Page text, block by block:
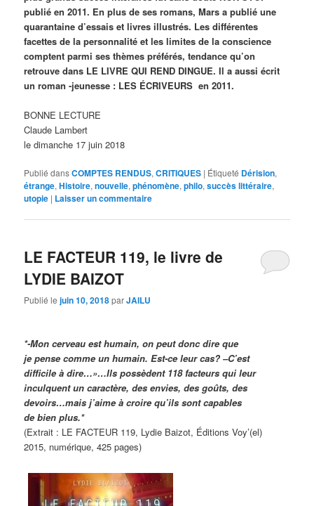
publié en 2011. En plus de ses romans, Mars a publié une
quarantaine d’essais et livres illustrés. Les différentes
facettes de la personnalité et les limites de la conscience
comptent parmi ses thèmes préférés, tendance qu’on
retrouve dans LE LIVRE QUI REND DINGUE. Il a aussi écrit
un roman -jeunesse : LES ÉCRIVEURS en 2011.
BONNE LECTURE
Claude Lambert
le dimanche 17 juin 2018
Publié dansCOMPTES RENDUS,CRITIQUES | Étiqueté Dérision,
étrange,Histoire,nouvelle,phénomène,philo,succès littéraire,
utopie | Laisser un commentaire
LE FACTEUR 119, le livre de
LYDIE BAIZOT
Publié lejuin 10, 2018parJAILU
*-Mon cerveau est humain, on peut donc dire que
je pense comme un humain. Est-ce leur cas? –C’est
difficile à dire…»…Ils possèdent 118 facteurs qui leur
inculquent un caractère, des envies, des goûts, des
devoirs…mais j’aime à croire qu’ils sont capables
de bien plus.*
(Extrait : LE FACTEUR 119, Lydie Baizot, Éditions Voy’(el)
2015, numérique, 425 pages)